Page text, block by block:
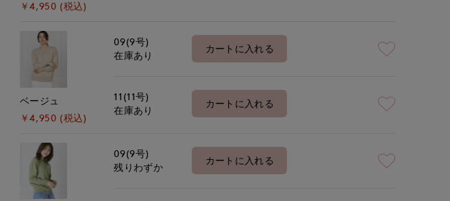
￥4,950 (税込)
ベージュ
￥4,950 (税込)
09(9号)
在庫あり
カートに入れる
11(11号)
在庫あり
カートに入れる
09(9号)
残りわずか
カートに入れる